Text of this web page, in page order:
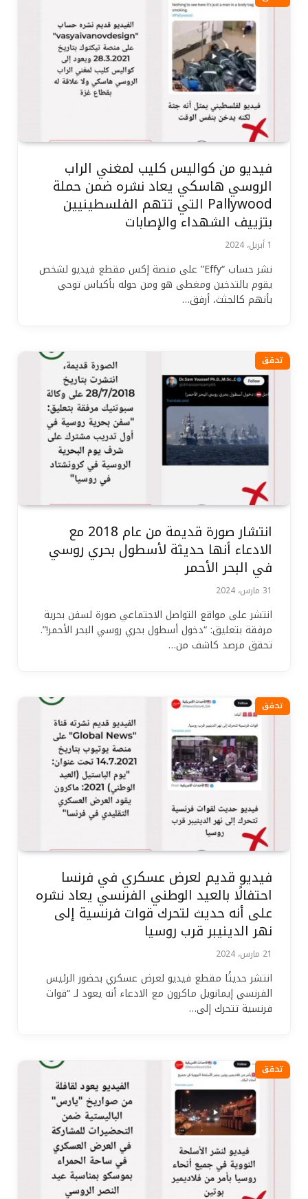
فيديو من كواليس كليب لمغني الراب
الروسي هاسكي يعاد نشره ضمن حملة
Pallywood التي تتهم الفلسطينيين
بتزييف الشهداء والإصابات
1 أبريل، 2024
نشر حساب “Effy” على منصة إكس مقطع فيديو لشخص
يقوم بالتدخين ومغطى هو ومن حوله بأكياس توحي
بأنهم كالجثث، أرفق…
تحقق
انتشار صورة قديمة من عام 2018 مع
الادعاء أنها حديثة لأسطول بحري روسي
في البحر الأحمر
31 مارس، 2024
انتشر على مواقع التواصل الاجتماعي صورة لسفن بحرية
مرفقة بتعليق: “دخول أسطول بحري روسي البحر الأحمر!”.
تحقق مرصد كاشف من…
تحقق
فيديو قديم لعرض عسكري في فرنسا
احتفالًا بالعيد الوطني الفرنسي يعاد نشره
على أنه حديث لتحرك قوات فرنسية إلى
نهر الدينيبر قرب روسيا
21 مارس، 2024
انتشر حديثًا مقطع فيديو لعرض عسكري بحضور الرئيس
الفرنسي إيمانويل ماكرون مع الادعاء أنه يعود لـ “قوات
فرنسية تتحرك إلى…
تحقق